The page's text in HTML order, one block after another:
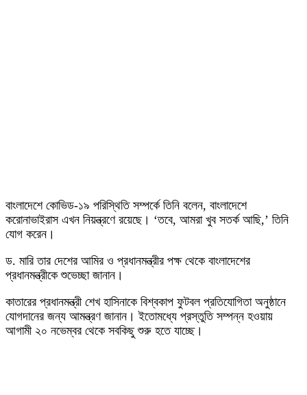
বাংলাদেশে কোভিড-১৯ পরিস্থিতি সম্পর্কে তিনি বলেন, বাংলাদেশে
করোনাভাইরাস এখন নিয়ন্ত্রণে রয়েছে। ‘তবে, আমরা খুব সতর্ক আছি,’ তিনি
যোগ করেন।
ড. মারি তার দেশের আমির ও প্রধানমন্ত্রীর পক্ষ থেকে বাংলাদেশের
প্রধানমন্ত্রীকে শুভেচ্ছা জানান।
কাতারের প্রধানমন্ত্রী শেখ হাসিনাকে বিশ্বকাপ ফুটবল প্রতিযোগিতা অনুষ্ঠানে
যোগদানের জন্য আমন্ত্রণ জানান। ইতোমধ্যে প্রস্তুতি সম্পন্ন হওয়ায়
আগামী ২০ নভেম্বর থেকে সবকিছু শুরু হতে যাচ্ছে।